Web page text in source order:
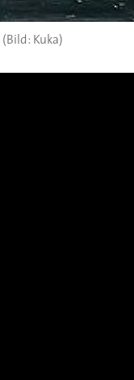
(Bild: Kuka)